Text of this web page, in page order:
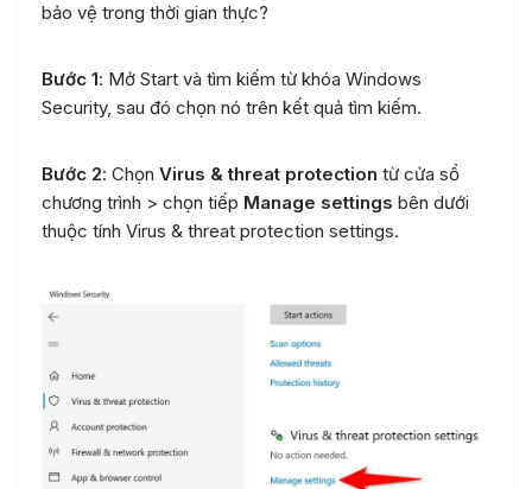
bảo vệ trong thời gian thực?
Bước 1: Mở Start và tìm kiếm từ khóa Windows
Security, sau đó chọn nó trên kết quả tìm kiếm.
Bước 2: Chọn Virus & threat protection từ cửa sổ
chương trình > chọn tiếp Manage settings bên dưới
thuộc tính Virus & threat protection settings.